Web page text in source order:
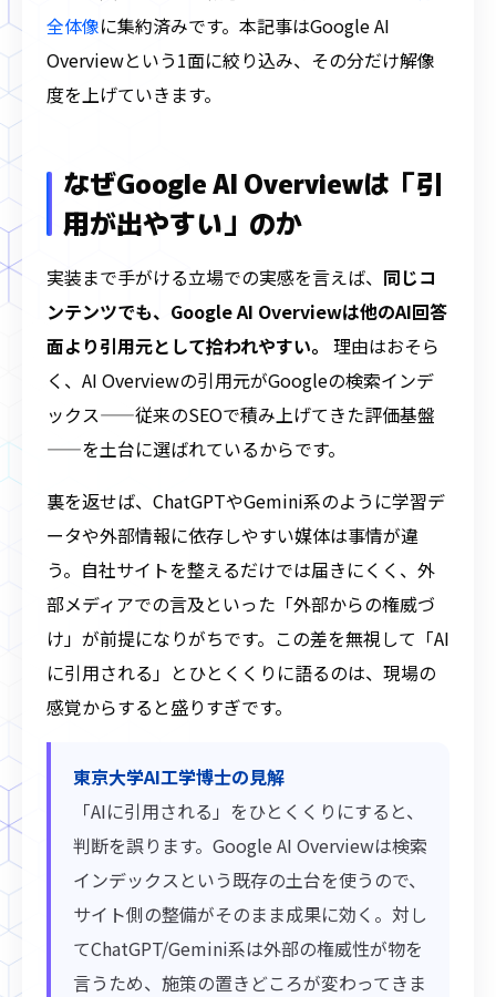
全体像に集約済みです。本記事はGoogle AI
Overviewという1面に絞り込み、その分だけ解像
度を上げていきます。
なぜGoogle AI Overviewは「引
用が出やすい」のか
実装まで手がける立場での実感を言えば、 同じコ
ンテンツでも、Google AI Overviewは他のAI回答
面より引用元として拾われやすい。 理由はおそら
く、AI Overviewの引用元がGoogleの検索インデ
ックス——従来のSEOで積み上げてきた評価基盤
——を土台に選ばれているからです。
裏を返せば、ChatGPTやGemini系のように学習デ
ータや外部情報に依存しやすい媒体は事情が違
う。自社サイトを整えるだけでは届きにくく、外
部メディアでの言及といった「外部からの権威づ
け」が前提になりがちです。この差を無視して「AI
に引用される」とひとくくりに語るのは、現場の
感覚からすると盛りすぎです。
東京大学AI工学博士の見解
「AIに引用される」をひとくくりにすると、
判断を誤ります。Google AI Overviewは検索
インデックスという既存の土台を使うので、
サイト側の整備がそのまま成果に効く。対し
てChatGPT/Gemini系は外部の権威性が物を
言うため、施策の置きどころが変わってきま